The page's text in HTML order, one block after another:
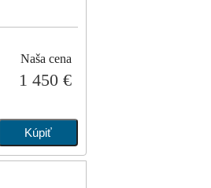
Naša cena
1 450 €